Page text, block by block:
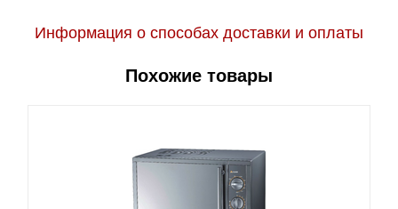
Информация о способах доставки и оплаты
Похожие товары